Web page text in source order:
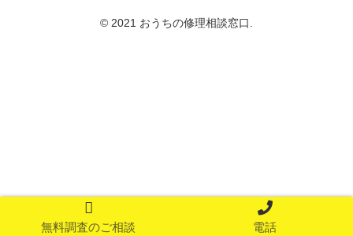
© 2021 おうちの修理相談窓口.
無料調査のご相談 電話